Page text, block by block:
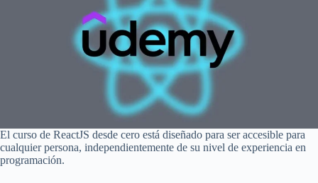
El curso de ReactJS desde cero está diseñado para ser accesible para
cualquier persona, independientemente de su nivel de experiencia en
programación.